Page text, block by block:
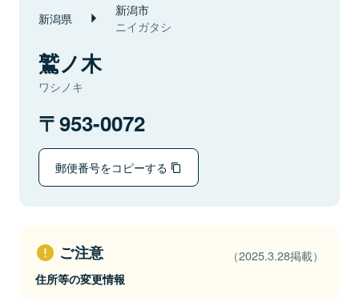
新潟県 新潟市
ニイガタシ
鷲ノ木
ワシノキ
953-0072
郵便番号をコピーする
ご注意 （2025.3.28掲載）
住所等の変更情報